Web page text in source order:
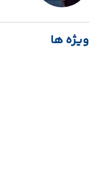
ویژه ها